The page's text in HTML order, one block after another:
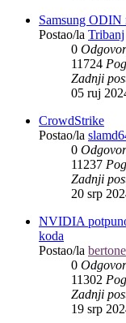
Samsung
Postao/la Tribanj
0
11724
Zadnji
05 ruj
CrowdStrike
Postao/la
0
11237
Zadnji
20 srp
NVIDIA
koda
Postao/la bertone
0
11302
Zadnji
19 srp